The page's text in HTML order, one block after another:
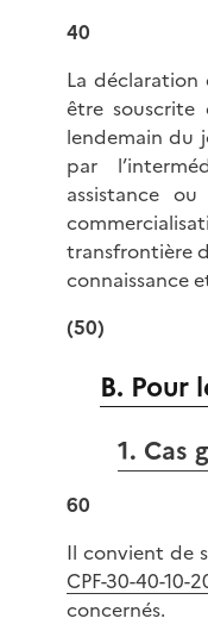
40
La déclaration
être
lendemain du
par
assistance
transfrontière
connaissance
(50)
B. Pour
1. Cas
60
Il convient de
CPF-30-40-10-
concernés.